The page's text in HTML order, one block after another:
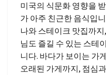
미국의 식문화 영향을
가 아주 친근한 음식입
나와 스테이크 맛집까
님도 즐길 수 있는 스테
니다. 바다가 보이는 가
오래된 가게까지, 점심